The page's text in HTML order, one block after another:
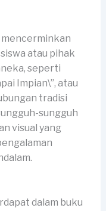
mencerminkan
atau pihak
seperti
Impian\”, atau
tradisi
sungguh
visual yang
dalam buku